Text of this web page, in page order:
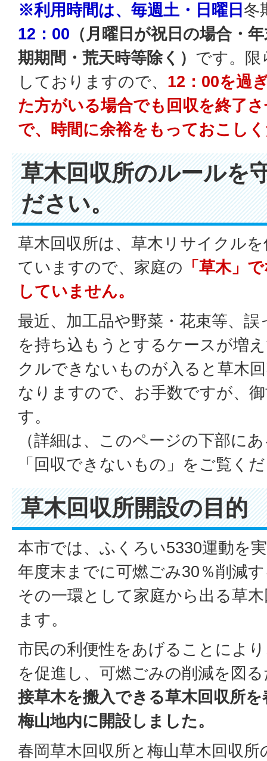
※利用時間は、毎週土・日曜日冬
12：00 （月曜日が祝日の場合・
期期間・荒天時等除く） です。限
しておりますので、 12：00を過
た方がいる場合でも回収を終了
で、時間に余裕をもっておこし
草木回収所のルールを
ださい。
草木回収所は、草木リサイクル
ていますので、家庭の 「草木」
していません。
最近、加工品や野菜・花束等、
を持ち込もうとするケースが増
クルできないものが入ると草木
なりますので、お手数ですが、
す。
（詳細は、このページの下部に
「回収できないもの」をご覧く
草木回収所開設の目的
本市では、ふくろい5330運動を
年度末までに可燃ごみ30％削減
その一環として家庭から出る草
ます。
市民の利便性をあげることによ
を促進し、可燃ごみの削減を図
接草木を搬入できる草木回収所
梅山地内に開設しました。
春岡草木回収所と梅山草木回収